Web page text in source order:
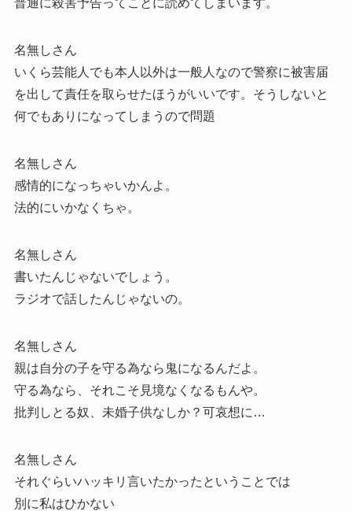
名無しさん
いくら芸能人でも本人以外は一般人なので警察に被害届
を出して責任を取らせたほうがいいです。そうしないと
何でもありになってしまうので問題
名無しさん
感情的になっちゃいかんよ。
法的にいかなくちゃ。
名無しさん
書いたんじゃないでしょう。
ラジオで話したんじゃないの。
名無しさん
親は自分の子を守る為なら鬼になるんだよ。
守る為なら、それこそ見境なくなるもんや。
批判しとる奴、未婚子供なしか？可哀想に…
名無しさん
それぐらいハッキリ言いたかったということでは
別に私はひかない